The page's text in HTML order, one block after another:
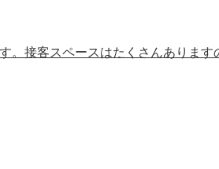
。接客スペースはたくさんあります